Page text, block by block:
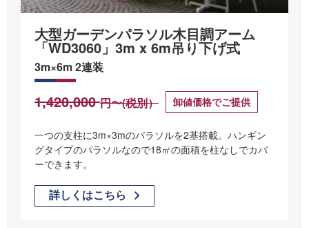
大型ガーデンパラソル木目調アーム
「WD3060」3m x 6m吊り下げ式
3m×6m 2連装
1,420,000円〜(税別） 卸値価格でご提供
一つの支柱に3m×3mのパラソルを2基搭載。ハンギン
グタイプのパラソルなので18㎡の面積を柱なしでカバ
ーできます。
詳しくはこちら